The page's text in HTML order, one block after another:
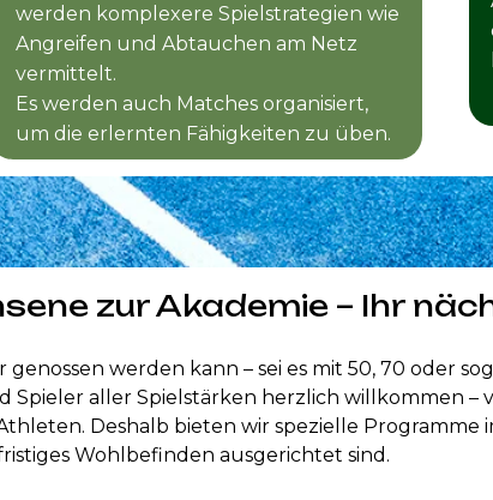
werden komplexere Spielstrategien wie
Angreifen und Abtauchen am Netz
vermittelt.
Es werden auch Matches organisiert,
um die erlernten Fähigkeiten zu üben.
zur Akademie – Ihr
werden kann – sei es mit 50, 70 oder
Spieler aller Spielstärken herzlich willkommen
Deshalb bieten wir spezielle Programme
Wohlbefinden ausgerichtet sind.